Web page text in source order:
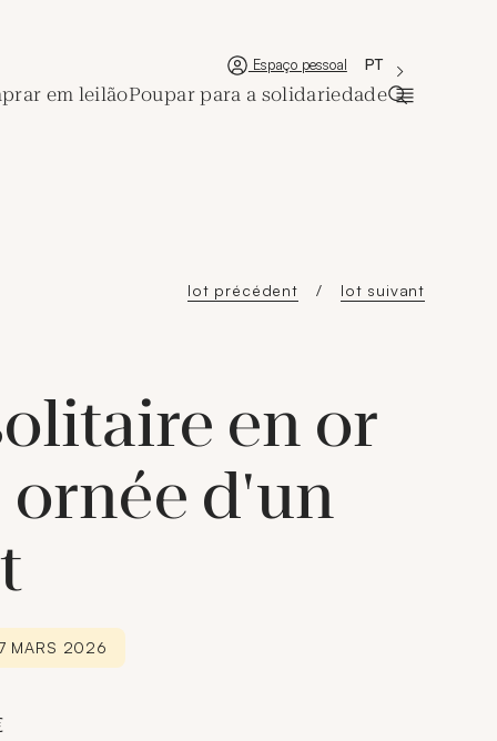
Nova janela
Espaço pessoal 'Choisir une
La langue
PT
em leilãoPoupar para a solidariedade
lot précédent lot suivant
en or
ornée d'un
MARS 2026